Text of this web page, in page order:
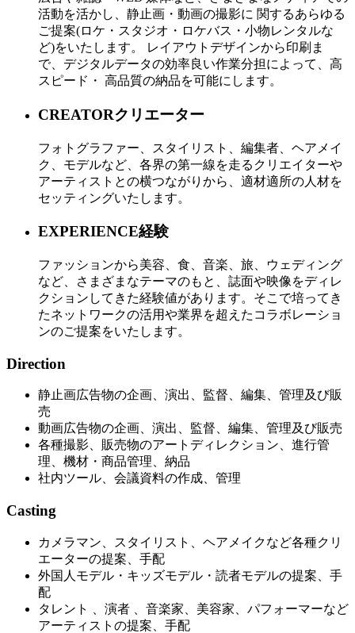
活動を活かし、静止画・動画の撮影に 関するあらゆる
ご提案(ロケ・スタジオ・ロケバス・小物レンタルな
ど)をいたします。 レイアウトデザインから印刷ま
で、デジタルデータの効率良い作業分担によって、高
スピード・ 高品質の納品を可能にします。
CREATORクリエーター
フォトグラファー、スタイリスト、編集者、ヘアメイ
ク、モデルなど、各界の第一線を走るクリエイターや
アーティストとの横つながりから、適材適所の人材を
セッティングいたします。
EXPERIENCE経験
ファッションから美容、食、音楽、旅、ウェディング
など、さまざまなテーマのもと、誌面や映像をディレ
クションしてきた経験値があります。そこで培ってき
たネットワークの活用や業界を超えたコラボレーショ
ンのご提案をいたします。
Direction
静止画広告物の企画、演出、監督、編集、管理及び販
売
動画広告物の企画、演出、監督、編集、管理及び販売
各種撮影、販売物のアートディレクション、進行管
理、機材・商品管理、納品
社内ツール、会議資料の作成、管理
Casting
カメラマン、スタイリスト、ヘアメイクなど各種クリ
エーターの提案、手配
外国人モデル・キッズモデル・読者モデルの提案、手
配
タレント 、演者 、音楽家、美容家、パフォーマーなど
アーティストの提案、手配